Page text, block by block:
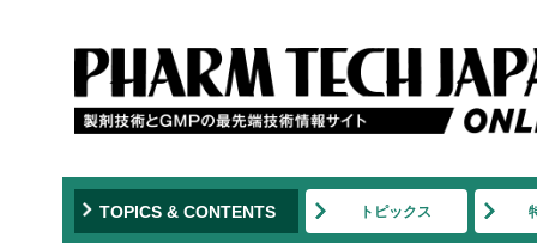
TOPICS & CONTENTS トピックス